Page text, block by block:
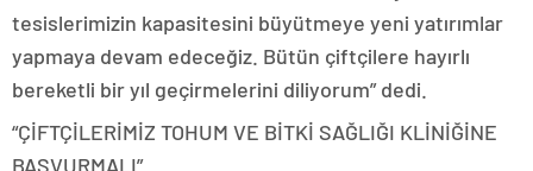
tesislerimizin kapasitesini büyütmeye yeni yatırımlar
yapmaya devam edeceğiz. Bütün çiftçilere hayırlı
bereketli bir yıl geçirmelerini diliyorum” dedi.
“ÇİFTÇİLERİMİZ TOHUM VE BİTKİ SAĞLIĞI KLİNİĞİNE
BAŞVURMALI”